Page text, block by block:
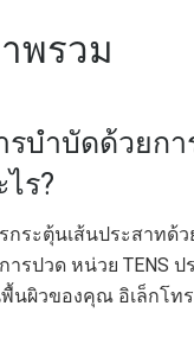
พรวม
รบำบัดด้วยก
ไร?
กระตุ้นเส้นประสาทด้
ารปวด หน่วย TENS
นผิวของคุณ อิเล็กโท